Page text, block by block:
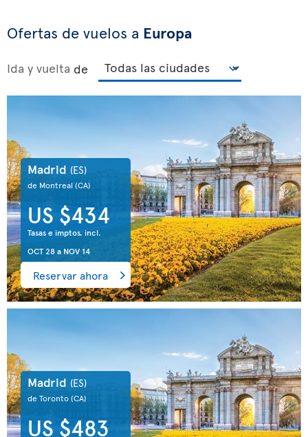
Ofertas de vuelos a Europa
Ida y vuelta de
Madrid (ES)
de Montreal (CA)
US $434
Tasas e imptos. incl.
OCT 28a NOV 14
Reservar ahora
Madrid (ES)
de Toronto(CA)
US $483